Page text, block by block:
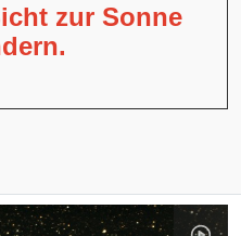
zur Sonne